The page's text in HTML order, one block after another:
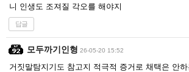
니 인생도 조져질 각오를 해야지
답글
모두까기인형 26-05-20 15:52
거짓말탐지기도 참고지 적극적 증거로 채택은 안